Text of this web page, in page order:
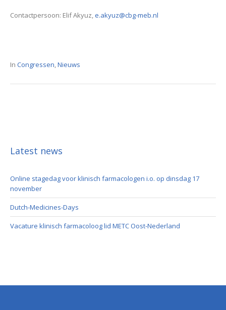
Contactpersoon: Elif Akyuz,e.akyuz@cbg-meb.nl
In Congressen,Nieuws
Latest news
Online stagedag voor klinisch farmacologen i.o. op dinsdag 17
november
Dutch-Medicines-Days
Vacature klinisch farmacoloog lid METC Oost-Nederland